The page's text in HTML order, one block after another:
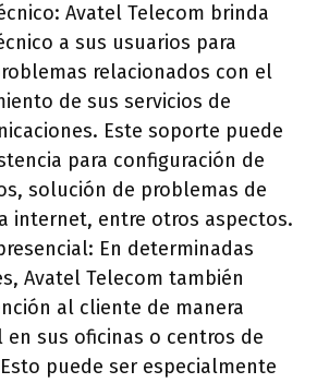
Avatel Telecom brinda
a sus usuarios para
relacionados con el
de sus servicios de
Este soporte puede
para configuración de
solución de problemas de
internet, entre otros aspectos.
En determinadas
Avatel Telecom también
al cliente de manera
en sus oficinas o centros de
puede ser especialmente